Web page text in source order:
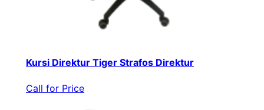
Kursi Direktur Tiger Strafos Direktur
Call for Price